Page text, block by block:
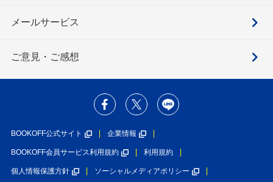
メールサービス
ご意見・ご感想
BOOKOFF公式サイト 企業情報
BOOKOFF会員サービス利用規約 利用規約
個人情報保護方針 ソーシャルメディアポリシー